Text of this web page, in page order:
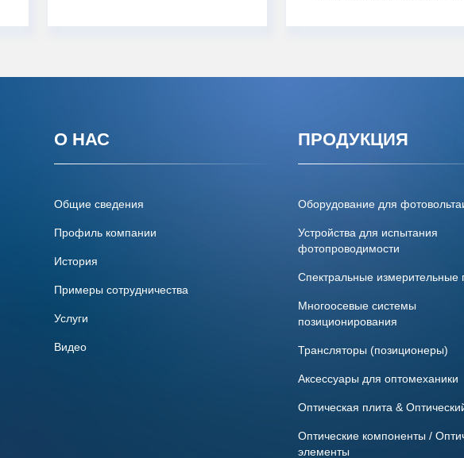
О НАС
Общие сведения
Профиль компании
История
Примеры сотрудничества
Услуги
Видео
ПРОДУКЦИЯ
Оборудование для
Устройства для испытания
фотопроводимости
Спектральные измерительные
Многоосевые системы
позиционирования
Трансляторы (позиционеры)
Аксессуары для оптомеханики
Оптическая плита &
Оптические компоненты /
элементы